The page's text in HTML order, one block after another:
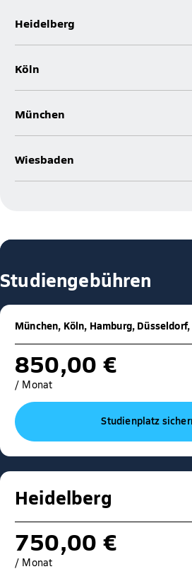
Heidelberg
Köln
München
Wiesbaden
Studiengebühren
München, Köln, Hamburg,
850,00 €
/ Monat
Studienplatz
Heidelberg
750,00 €
/ Monat